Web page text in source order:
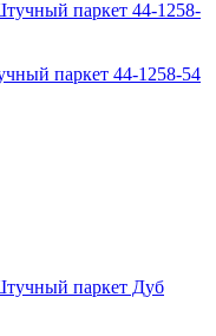
паркет 44-1258-54